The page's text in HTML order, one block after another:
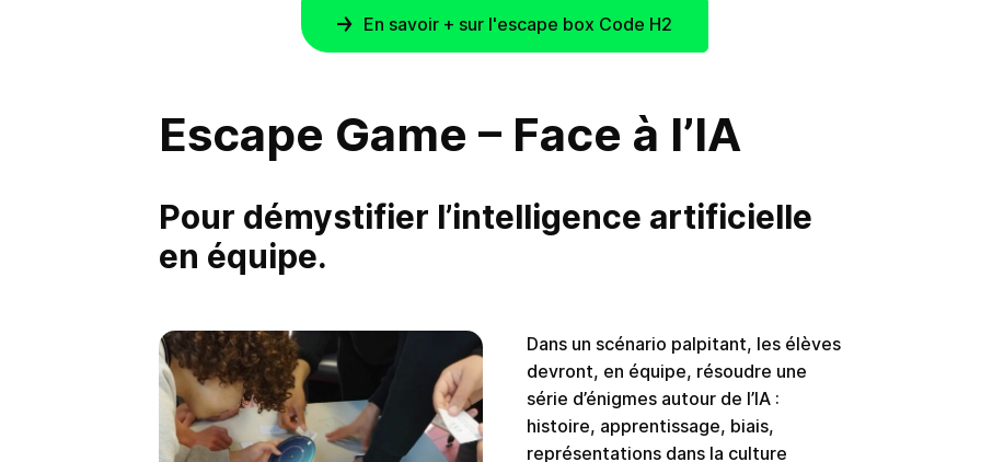
En savoir + sur l'escape box Code H2
Escape Game – Face à l’IA
Pour démystifier l’intelligence artificielle
en équipe.
Dans un scénario palpitant, les élèves
devront, en équipe, résoudre une
série d’énigmes autour de l’IA :
histoire, apprentissage, biais,
représentations dans la culture